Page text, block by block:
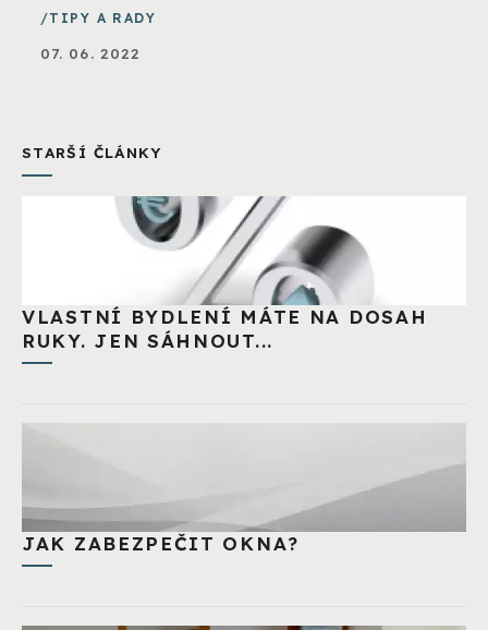
TIPY A RADY
07. 06. 2022
STARŠÍ ČLÁNKY
VLASTNÍ BYDLENÍ MÁTE NA DOSAH
RUKY. JEN SÁHNOUT...
JAK ZABEZPEČIT OKNA?